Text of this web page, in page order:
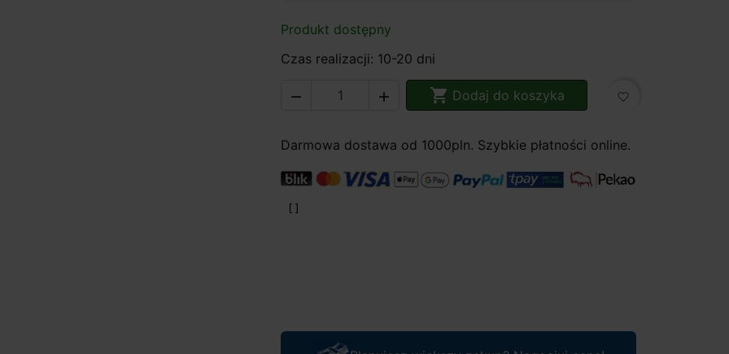
Produkt dostępny
Czas realizacji: 10-20 dni
   Dodaj do koszyka favorite_border
Darmowa dostawa od 1000pln. Szybkie płatności online.